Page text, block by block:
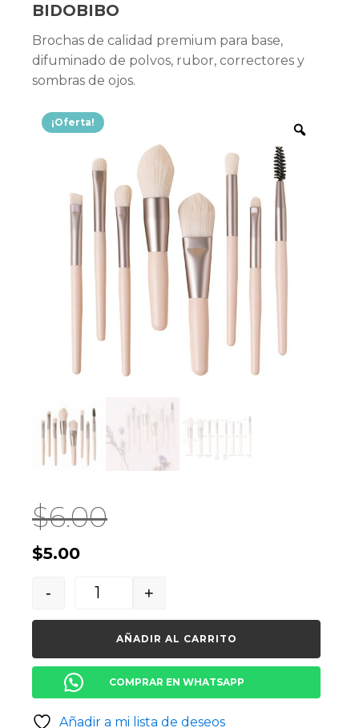
BIDOBIBO
Brochas de calidad premium para base,
difuminado de polvos, rubor, correctores y
sombras de ojos.
¡Oferta!
$6.00
El
original
$6.00.
$5.00El
actual
$5.00.
- +
AÑADIR AL CARRITO
COMPRAR EN WHATSAPP
Añadir a mi lista de deseos